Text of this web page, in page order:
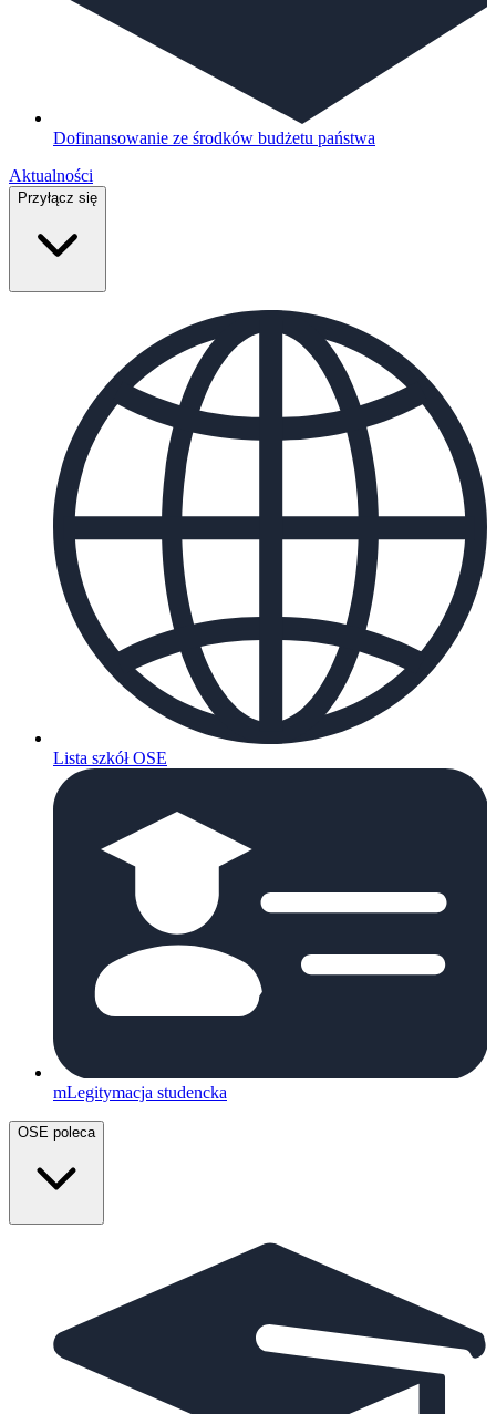
Dofinansowanie ze środków budżetu państwa
Aktualności
Przyłącz się
Lista szkół OSE
mLegitymacja studencka
OSE poleca